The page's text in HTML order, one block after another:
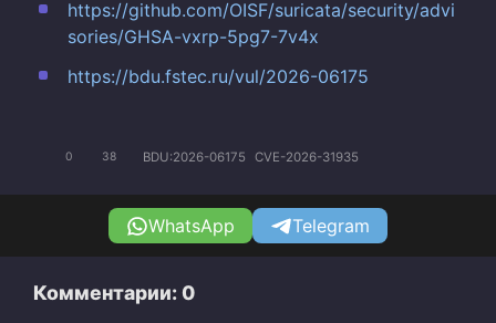
https://github.com/OISF/suricata/security/advi
sories/GHSA-vxrp-5pg7-7v4x
https://bdu.fstec.ru/vul/2026-06175
0 38 BDU:2026-06175 CVE-2026-31935
WhatsApp Telegram
Комментарии: 0